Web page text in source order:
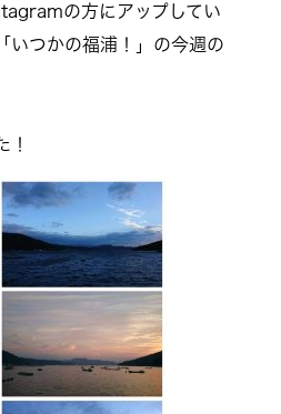
の方にアップしてい
いつかの福浦！」の今週の
！